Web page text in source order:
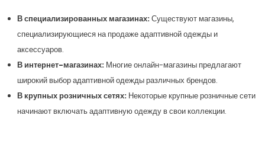
В специализированных магазинах:Существуют магазины,
специализирующиеся на продаже адаптивной одежды и
аксессуаров.
В интернет-магазинах:Многие онлайн-магазины предлагают
широкий выбор адаптивной одежды различных брендов.
В крупных розничных сетях:Некоторые крупные розничные сети
начинают включать адаптивную одежду в свои коллекции.